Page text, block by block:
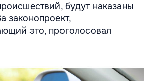
будут наказаны
законопроект,
это, проголосовал